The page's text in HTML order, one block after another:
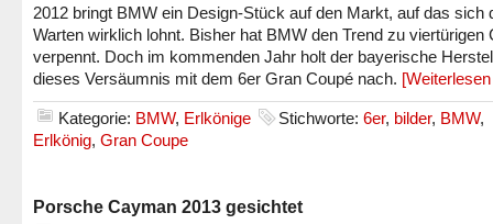
2012 bringt BMW ein Design-Stück auf den Markt, auf das sich
Warten wirklich lohnt. Bisher hat BMW den Trend zu viertürigen
verpennt. Doch im kommenden Jahr holt der bayerische
dieses Versäumnis mit dem 6er Gran Coupé nach.
Kategorie: BMW, Erlkönige Stichworte: 6er, bilder, BMW,
Erlkönig, Gran Coupe
Porsche Cayman 2013 gesichtet